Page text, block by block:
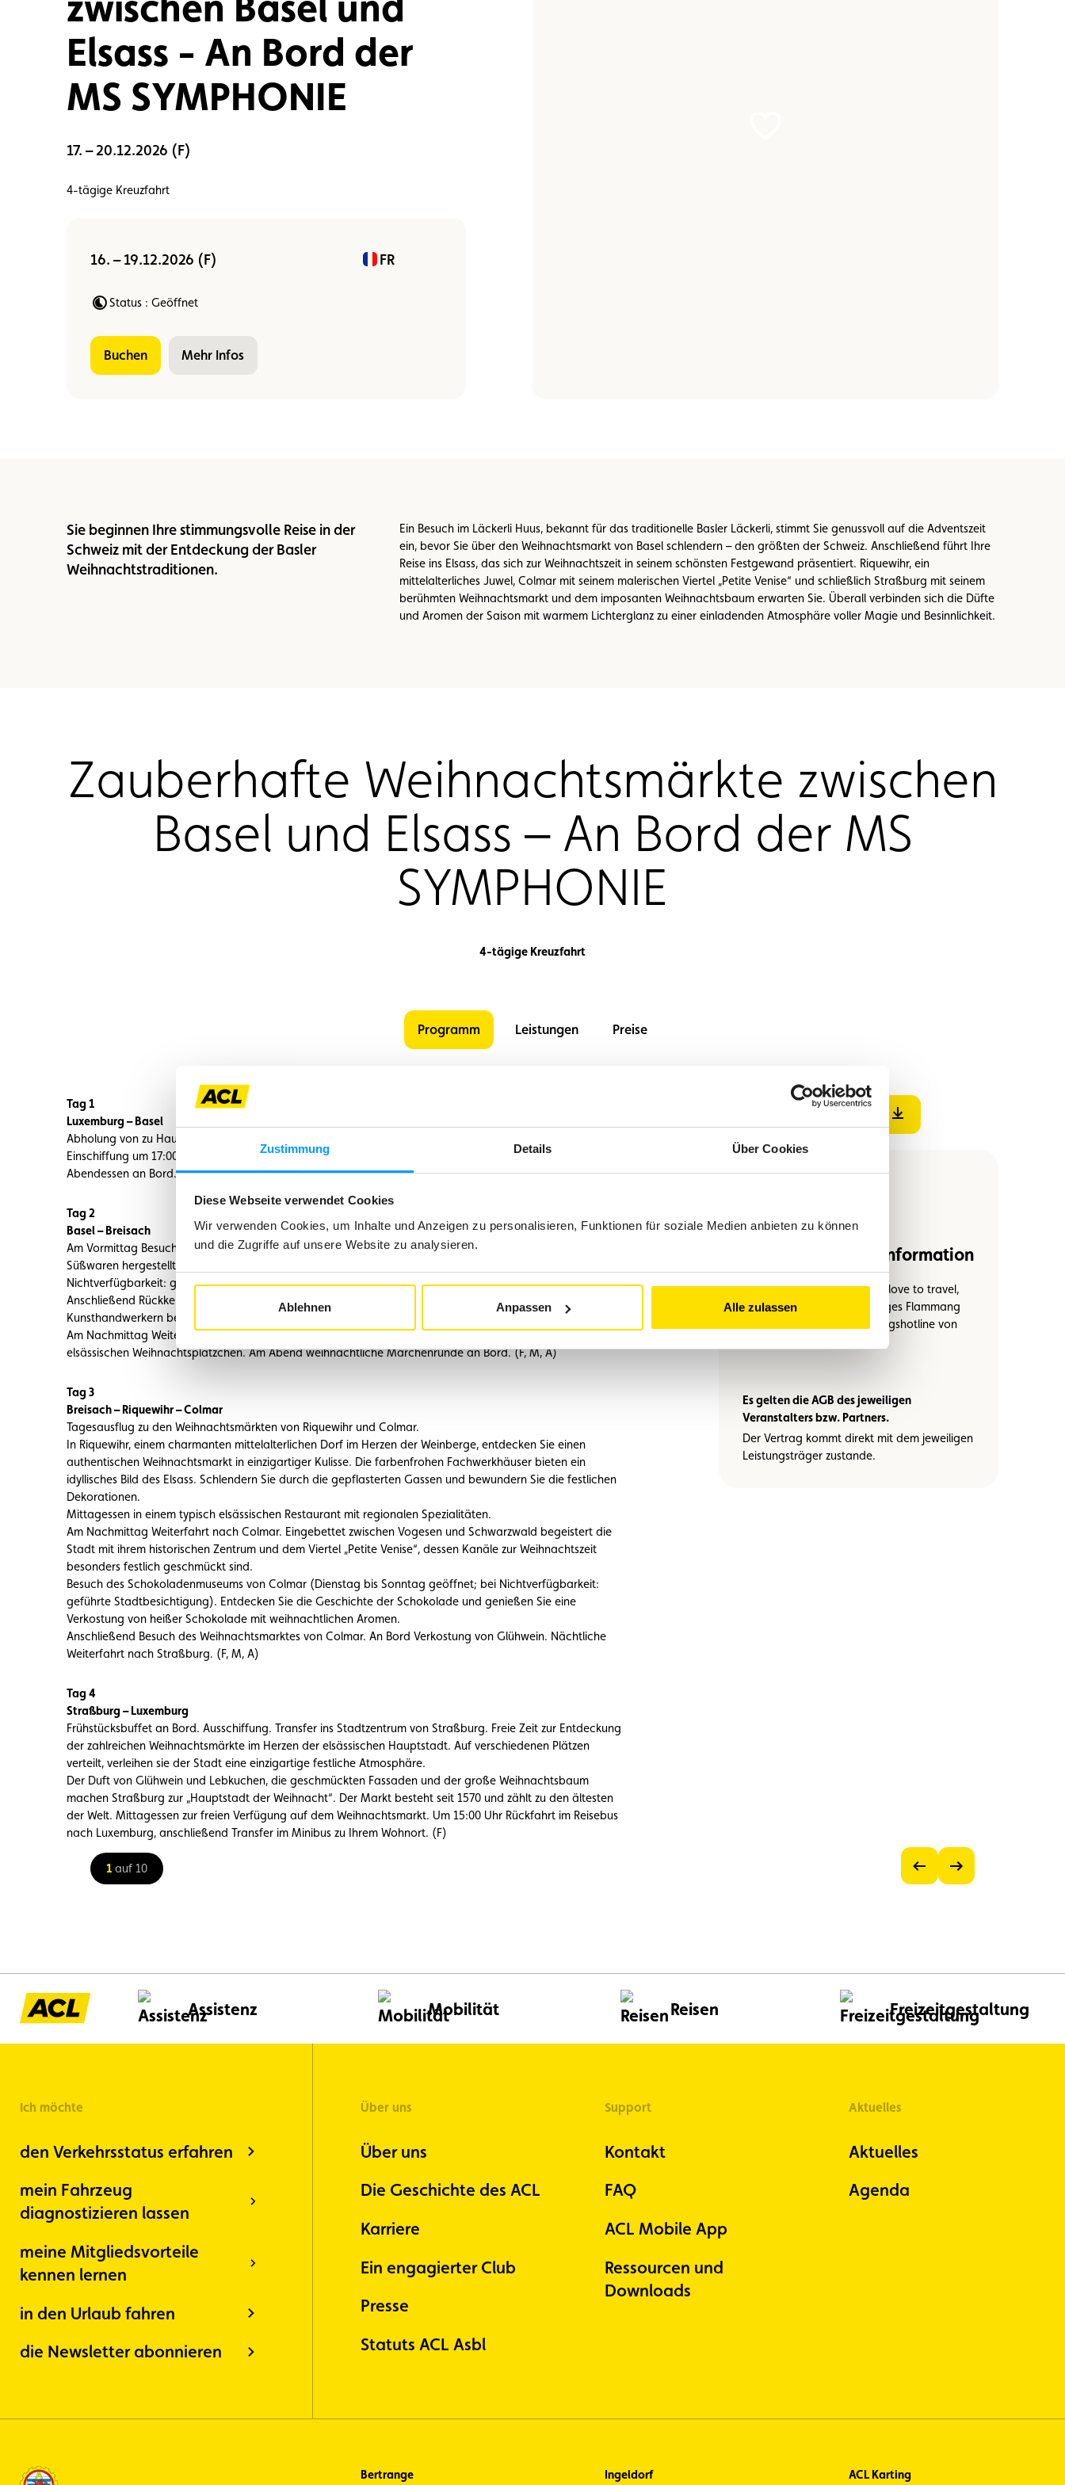
Zustimmung Details Über Cookies
Diese Webseite verwendet Cookies
Wir verwenden Cookies, um Inhalte und Anzeigen zu personalisieren, Funktionen für soziale Medien anbieten zu können
und die Zugriffe auf unsere Website zu analysieren.
Ablehnen Anpassen Alle zulassen
Mitglied Mitgliedervorteile Vignetten
Elsass - An Bord der
MS SYMPHONIE
17. – 20.12.2026 (F)
4-tägige Kreuzfahrt
16. – 19.12.2026 (F) FR
Status : Geöffnet
buchen Mehr Infos
Sie beginnen Ihre stimmungsvolle Reise in der
Schweiz mit der Entdeckung der Basler
Weihnachtstraditionen.
Ein Besuch im Läckerli Huus, bekannt für das traditionelle Basler Läckerli, stimmt Sie genussvoll auf die Adventszeit
ein, bevor Sie über den Weihnachtsmarkt von Basel schlendern – den größten der Schweiz. Anschließend führt Ihre
Reise ins Elsass, das sich zur Weihnachtszeit in seinem schönsten Festgewand präsentiert. Riquewihr, ein
mittelalterliches Juwel, Colmar mit seinem malerischen Viertel „Petite Venise“ und schließlich Straßburg mit seinem
berühmten Weihnachtsmarkt und dem imposanten Weihnachtsbaum erwarten Sie. Überall verbinden sich die Düfte
und Aromen der Saison mit warmem Lichterglanz zu einer einladenden Atmosphäre voller Magie und Besinnlichkeit.
Zauberhafte Weihnachtsmärkte zwischen
Basel und Elsass – An Bord der MS
SYMPHONIE
4-tägige Kreuzfahrt
Programm Leistungen Preise
Tag 1
Luxemburg – Basel
Abholung von zu Hause und Transfer im Reisebus zum Hafen von Basel. Mittagessen unterwegs.
Einschiffung um 17:00 Uhr in Basel. Vorstellung der Crew und Begrüßungscocktail. Freier Abend in Basel und
Abendessen an Bord. (M, A)
Tag 2
Basel – Breisach
Am Vormittag Besuch des Läckerli Huus, wo die berühmten Basler Läckerli sowie Schokoladen und andere
Süßwaren hergestellt werden, die Sie im Rahmen einer Verkostung genießen können (bei
Nichtverfügbarkeit: geführte Besichtigung von Basel).
Anschließend Rückkehr in die Stadt und Besuch des Basler Weihnachtsmarktes. Mit über 150 Ausstellern und
Kunsthandwerkern begeistert er durch seine Vielfalt und gilt als der größte Weihnachtsmarkt der Schweiz.
Am Nachmittag Weiterfahrt per Schiff nach Breisach. An Bord Verkostung von „Bredeles“, den typischen
elsässischen Weihnachtsplätzchen. Am Abend weihnachtliche Märchenrunde an Bord. (F, M, A)
Tag 3
Breisach – Riquewihr – Colmar
Tagesausflug zu den Weihnachtsmärkten von Riquewihr und Colmar.
In Riquewihr, einem charmanten mittelalterlichen Dorf im Herzen der Weinberge, entdecken Sie einen
authentischen Weihnachtsmarkt in einzigartiger Kulisse. Die farbenfrohen Fachwerkhäuser bieten ein
idyllisches Bild des Elsass. Schlendern Sie durch die gepflasterten Gassen und bewundern Sie die festlichen
Dekorationen.
Mittagessen in einem typisch elsässischen Restaurant mit regionalen Spezialitäten.
Am Nachmittag Weiterfahrt nach Colmar. Eingebettet zwischen Vogesen und Schwarzwald begeistert die
Stadt mit ihrem historischen Zentrum und dem Viertel „Petite Venise“, dessen Kanäle zur Weihnachtszeit
besonders festlich geschmückt sind.
Besuch des Schokoladenmuseums von Colmar (Dienstag bis Sonntag geöffnet; bei Nichtverfügbarkeit:
geführte Stadtbesichtigung). Entdecken Sie die Geschichte der Schokolade und genießen Sie eine
Verkostung von heißer Schokolade mit weihnachtlichen Aromen.
Anschließend Besuch des Weihnachtsmarktes von Colmar. An Bord Verkostung von Glühwein. Nächtliche
Weiterfahrt nach Straßburg. (F, M, A)
Tag 4
Straßburg – Luxemburg
Frühstücksbuffet an Bord. Ausschiffung. Transfer ins Stadtzentrum von Straßburg. Freie Zeit zur Entdeckung
der zahlreichen Weihnachtsmärkte im Herzen der elsässischen Hauptstadt. Auf verschiedenen Plätzen
verteilt, verleihen sie der Stadt eine einzigartige festliche Atmosphäre.
Der Duft von Glühwein und Lebkuchen, die geschmückten Fassaden und der große Weihnachtsbaum
machen Straßburg zur „Hauptstadt der Weihnacht“. Der Markt besteht seit 1570 und zählt zu den ältesten
der Welt. Mittagessen zur freien Verfügung auf dem Weihnachtsmarkt. Um 15:00 Uhr Rückfahrt im Reisebus
nach Luxemburg, anschließend Transfer im Minibus zu Ihrem Wohnort. (F)
Reservierung und Information
Bei allen Reisebüros von We love to travel,
Voyages Emile Weber, Voyages Flammang
und über die direkte Buchungshotline von
Es gelten die AGB des jeweiligen
Veranstalters bzw. Partners.
Der Vertrag kommt direkt mit dem jeweiligen
Leistungsträger zustande.
1 auf 10
Vorheriges
Assistenz Mobilität Reisen Freizeitgestaltung
Ich möchte
den Verkehrsstatus erfahren
mein Fahrzeug
diagnostizieren lassen
meine Mitgliedsvorteile
kennen lernen
in den Urlaub fahren
die Newsletter abonnieren
Über uns
Über uns
Die Geschichte des ACL
Karriere
Ein engagierter Club
Presse
Statuts ACL Asbl
Support
Kontakt
FAQ
ACL Mobile App
Ressourcen und
Downloads
Aktuelles
Aktuelles
Agenda
Bertrange Ingeldorf ACL Karting